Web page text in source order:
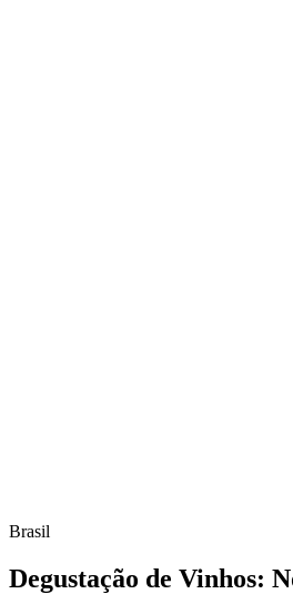
Brasil
Degustação de Vinhos: